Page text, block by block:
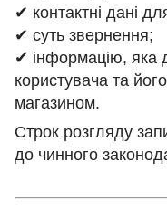
✔ контактні дані
✔ суть звернення;
✔ інформацію, яка
користувача та
магазином.
Строк розгляду
до чинного